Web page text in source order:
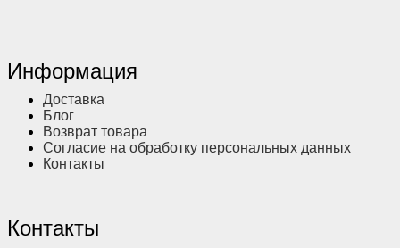
Информация
Доставка
Блог
Возврат товара
Согласие на обработку персональных данных
Контакты
Контакты